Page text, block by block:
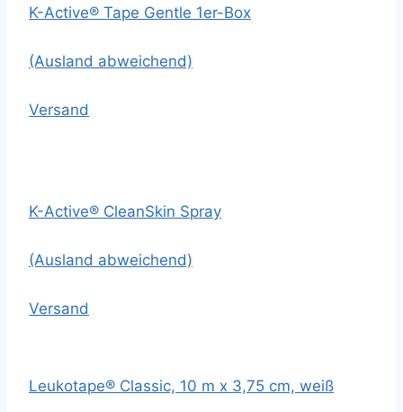
K-Active® Tape Gentle 1er-Box
(Ausland abweichend)
Versand
K-Active® CleanSkin Spray
(Ausland abweichend)
Versand
Leukotape® Classic, 10 m x 3,75 cm, weiß